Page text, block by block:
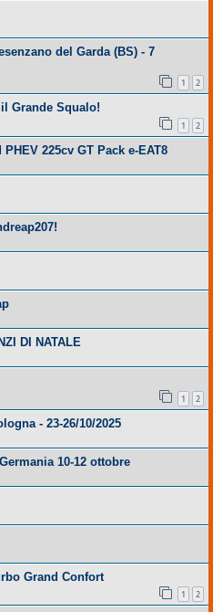
del Garda (BS) - 7
1 2
Grande Squalo!
1 2
225cv GT Pack e-EAT8
DI NATALE
1 2
- 23-26/10/2025
10-12 ottobre
Grand Confort
1 2